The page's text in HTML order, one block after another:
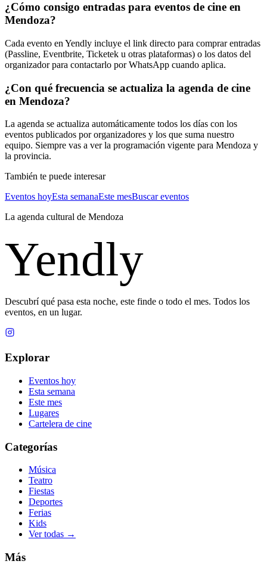
¿Cómo consigo entradas para eventos de cine en
Mendoza?
Cada evento en Yendly incluye el link directo para comprar entradas
(Passline, Eventbrite, Ticketek u otras plataformas) o los datos del
organizador para contactarlo por WhatsApp cuando aplica.
¿Con qué frecuencia se actualiza la agenda de cine
en Mendoza?
La agenda se actualiza automáticamente todos los días con los
eventos publicados por organizadores y los que suma nuestro
equipo. Siempre vas a ver la programación vigente para Mendoza y
la provincia.
También te puede interesar
Eventos hoyEsta semanaEste mesBuscar eventos
La agenda cultural de Mendoza
Yendly
Descubrí qué pasa esta noche, este finde o todo el mes. Todos los
eventos, en un lugar.
Explorar
Eventos hoy
Esta semana
Este mes
Lugares
Cartelera de cine
Categorías
Música
Teatro
Fiestas
Deportes
Ferias
Kids
Ver todas →
Más